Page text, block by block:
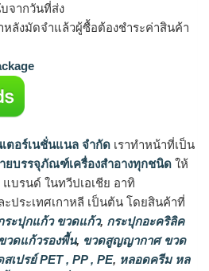
จากวันที่ส่ง
ลังมัดจำแล้วผู้ซื้อต้องชำระค่าสินค้า
ตอร์เนชั่นแนล จำกัด เราทำหน้าที่เป็น
บรรจุภัณฑ์เครื่องสำอางทุกชนิด ให้
บรนด์ ในทวีปเอเชีย อาทิ
ประเทศเกาหลี เป็นต้น โดยสินค้าที่
ระปุกแก้ว ขวดแก้ว, กระปุกอะคริลิค
วดแก้วรองพื้น, ขวดสูญญากาศ ขวด
สเปรย์ PET , PP , PE, หลอดครีม หล